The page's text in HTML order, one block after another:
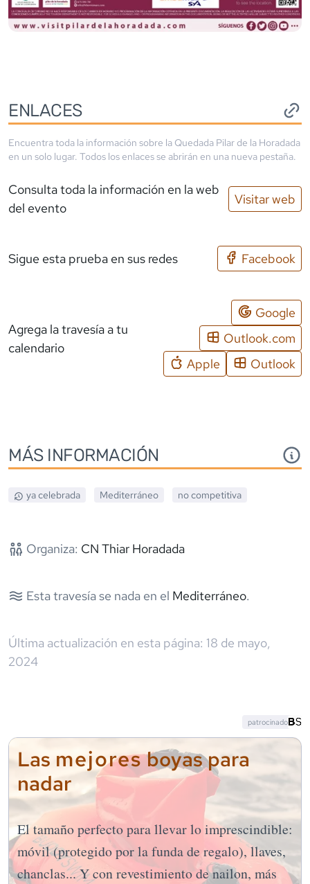
ENLACES
Encuentra toda la información sobre la Quedada Pilar de la Horadada
en un solo lugar. Todos los enlaces se abrirán en una nueva pestaña.
Consulta toda la información en la web
del evento
Visitar web
Sigue esta prueba en sus redes Facebook
Agrega la travesía a tu
calendario
Google
Outlook.com
Apple
Outlook
MÁS INFORMACIÓN
ya celebrada Mediterráneo no competitiva
Organiza: CN Thiar Horadada
Esta travesía se nada en el Mediterráneo.
Última actualización en esta página: 18 de mayo,
2024
Las mejoresboyas para
nadar
El tamaño perfecto para llevar lo imprescindible:
móvil (protegido por la funda de regalo), llaves,
chanclas... Y con revestimiento de nailon, más
patrocinado